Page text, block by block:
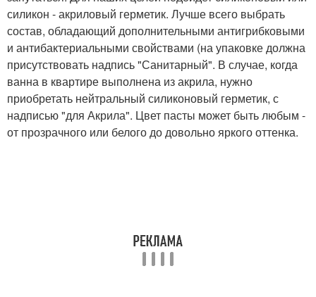
силикон - акриловый герметик. Лучше всего выбрать
состав, обладающий дополнительными антигрибковыми
и антибактериальными свойствами (на упаковке должна
присутствовать надпись "Санитарный". В случае, когда
ванна в квартире выполнена из акрила, нужно
приобретать нейтральный силиконовый герметик, с
надписью "для Акрила". Цвет пасты может быть любым -
от прозрачного или белого до довольно яркого оттенка.